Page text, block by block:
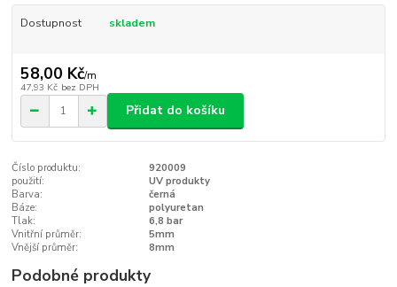
Dostupnost skladem
58,00 Kč/m
47,93 Kč bez DPH
Přidat do košíku
Číslo produktu:
920009
použití:
UV produkty
Barva:
černá
Báze:
polyuretan
Tlak:
6,8 bar
Vnitřní průměr:
5mm
Vnější průměr:
8mm
Podobné produkty